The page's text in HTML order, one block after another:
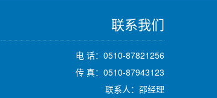
联系我们
电 话：0510-87821256
传 真：0510-87943123
联系人：邵经理